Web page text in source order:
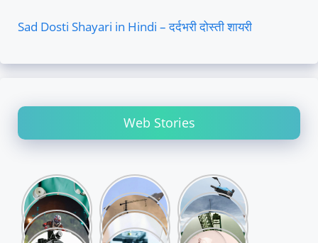
Sad Dosti Shayari in Hindi – दर्दभरी दोस्ती शायरी
Web Stories